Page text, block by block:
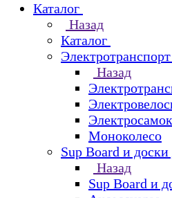
Каталог
Назад
Каталог
Электротранспорт
Назад
Моноколесо
Sup Board и
Назад
Sup Board и